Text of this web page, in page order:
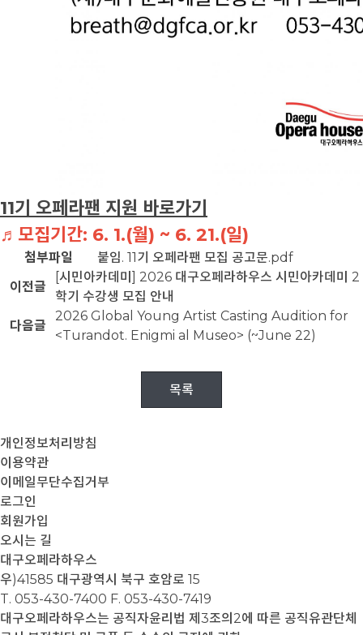
11기 오페라팬 지원 바로가기
♬모집기간: 6. 1.(월) ~ 6. 21.(일)
첨부파일
붙임. 11기 오페라팬 모집 공고문.pdf
이전글
[시민아카데미] 2026 대구오페라하우스 시민아카데미 2
학기 수강생 모집 안내
다음글
2026 Global Young Artist Casting Audition for
<Turandot. Enigmi al Museo> (~June 22)
목록
개인정보처리방침
이용약관
이메일무단수집거부
로그인
회원가입
오시는 길
대구오페라하우스
우)41585 대구광역시 북구 호암로 15
T. 053-430-7400 F. 053-430-7419
대구오페라하우스는 공직자윤리법 제3조의2에 따른 공직유관단체